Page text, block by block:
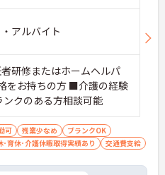
アルバイト
研修またはホームヘルパ
をお持ちの方 ■介護の経験
クのある方相談可能
可 残業少なめ
ブランクOK
･育休･介護休暇取得実績あり 交通費支給